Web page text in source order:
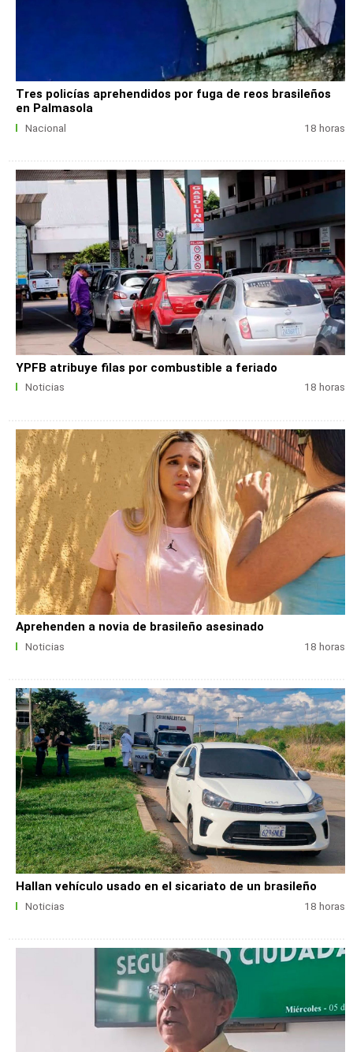
Tres policías aprehendidos por fuga de reos brasileños
en Palmasola
Nacional 18 horas
YPFB atribuye filas por combustible a feriado
Noticias 18 horas
Aprehenden a novia de brasileño asesinado
Noticias 18 horas
Hallan vehículo usado en el sicariato de un brasileño
Noticias 18 horas